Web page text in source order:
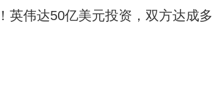
英伟达50亿美元投资，双方达成多